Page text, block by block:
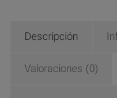
Descripción
Valoraciones (0)